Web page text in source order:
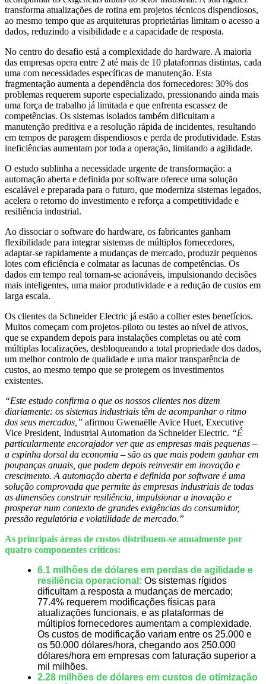
transforma atualizações de rotina em projetos técnicos dispendiosos,
ao mesmo tempo que as arquiteturas proprietárias limitam o acesso a
dados, reduzindo a visibilidade e a capacidade de resposta.
No centro do desafio está a complexidade do hardware. A maioria
das empresas opera entre 2 até mais de 10 plataformas distintas, cada
uma com necessidades específicas de manutenção. Esta
fragmentação aumenta a dependência dos fornecedores: 30% dos
problemas requerem suporte especializado, pressionando ainda mais
uma força de trabalho já limitada e que enfrenta escassez de
competências. Os sistemas isolados também dificultam a
manutenção preditiva e a resolução rápida de incidentes, resultando
em tempos de paragem dispendiosos e perda de produtividade. Estas
ineficiências aumentam por toda a operação, limitando a agilidade.
O estudo sublinha a necessidade urgente de transformação: a
automação aberta e definida por software oferece uma solução
escalável e preparada para o futuro, que moderniza sistemas legados,
acelera o retorno do investimento e reforça a competitividade e
resiliência industrial.
Ao dissociar o software do hardware, os fabricantes ganham
flexibilidade para integrar sistemas de múltiplos fornecedores,
adaptar-se rapidamente a mudanças de mercado, produzir pequenos
lotes com eficiência e colmatar as lacunas de competências. Os
dados em tempo real tornam-se acionáveis, impulsionando decisões
mais inteligentes, uma maior produtividade e a redução de custos em
larga escala.
Os clientes da Schneider Electric já estão a colher estes benefícios.
Muitos começam com projetos-piloto ou testes ao nível de ativos,
que se expandem depois para instalações completas ou até com
múltiplas localizações, desbloqueando a total propriedade dos dados,
um melhor controlo de qualidade e uma maior transparência de
custos, ao mesmo tempo que se protegem os investimentos
existentes.
“Este estudo confirma o que os nossos clientes nos dizem
diariamente: os sistemas industriais têm de acompanhar o ritmo
dos seus mercados,” afirmou Gwenaëlle Avice Huet, Executive
Vice President, Industrial Automation da Schneider Electric. “É
particularmente encorajador ver que as empresas mais pequenas –
a espinha dorsal da economia – são as que mais podem ganhar em
poupanças anuais, que podem depois reinvestir em inovação e
crescimento. A automação aberta e definida por software é uma
solução comprovada que permite às empresas industriais de todas
as dimensões construir resiliência, impulsionar a inovação e
prosperar num contexto de grandes exigências do consumidor,
pressão regulatória e volatilidade de mercado.”
As principais áreas de custos distribuem-se anualmente por
quatro componentes críticos:
6.1 milhões de dólares em perdas de agilidade e
resiliência operacional: Os sistemas rígidos
dificultam a resposta a mudanças de mercado;
77.4% requerem modificações físicas para
atualizações funcionais, e as plataformas de
múltiplos fornecedores aumentam a complexidade.
Os custos de modificação variam entre os 25.000 e
os 50.000 dólares/hora, chegando aos 250.000
dólares/hora em empresas com faturação superior a
mil milhões.
2.28 milhões de dólares em custos de otimização